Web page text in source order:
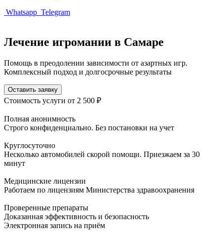
Whatsapp Telegram
Лечение игромании в Самаре
Помощь в преодолении зависимости от азартных игр.
Комплексный подход и долгосрочные результаты
Оставить заявку
Стоимость услуги от 2 500 ₽
Полная анонимность
Строго конфиденциально. Без постановки на учет
Круглосуточно
Несколько автомобилей скорой помощи. Приезжаем за 30
минут
Медицинские лицензии
Работаем по лицензиям Министерства здравоохранения
Проверенные препараты
Доказанная эффективность и безопасность
Электронная запись на приём